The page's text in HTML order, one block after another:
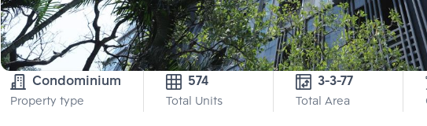
Condominium
Property type
574
Total Units Total Area